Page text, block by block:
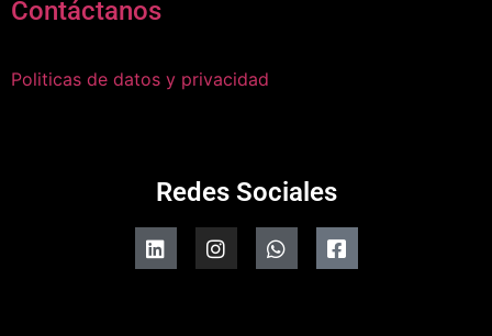
Contáctanos
Politicas de datos y privacidad
Redes Sociales